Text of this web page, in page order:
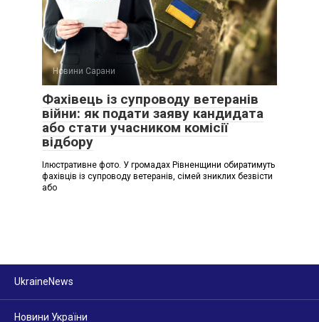
Новини Сарани
Фахівець із супроводу ветеранів
війни: як подати заяву кандидата
або стати учасником комісії
відбору
Ілюстративне фото. У громадах Рівненщини обиратимуть
фахівців із супроводу ветеранів, сімей зниклих безвісти
або
UkraineNews
Новини України